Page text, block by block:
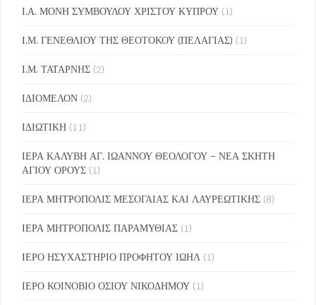
Ι.Α. ΜΟΝΗ ΣΥΜΒΟΥΛΟΥ ΧΡΙΣΤΟΥ ΚΥΠΡΟΥ (1)
Ι.Μ. ΓΕΝΕΘΛΙΟΥ ΤΗΣ ΘΕΟΤΟΚΟΥ (ΠΕΛΑΓΙΑΣ) (1)
Ι.Μ. ΤΑΤΑΡΝΗΣ (2)
ΙΔΙΟΜΕΛΟΝ (2)
ΙΔΙΩΤΙΚΗ (11)
ΙΕΡΑ ΚΑΛΥΒΗ ΑΓ. ΙΩΑΝΝΟΥ ΘΕΟΛΟΓΟΥ – ΝΕΑ ΣΚΗΤΗ
ΑΓΙΟΥ ΟΡΟΥΣ (1)
ΙΕΡΑ ΜΗΤΡΟΠΟΛΙΣ ΜΕΣΟΓΑΙΑΣ ΚΑΙ ΛΑΥΡΕΩΤΙΚΗΣ (8)
ΙΕΡΑ ΜΗΤΡΟΠΟΛΙΣ ΠΑΡΑΜΥΘΙΑΣ (1)
ΙΕΡΟ ΗΣΥΧΑΣΤΗΡΙΟ ΠΡΟΦΗΤΟΥ ΙΩΗΛ (1)
ΙΕΡΟ ΚΟΙΝΟΒΙΟ ΟΣΙΟΥ ΝΙΚΟΔΗΜΟΥ (1)